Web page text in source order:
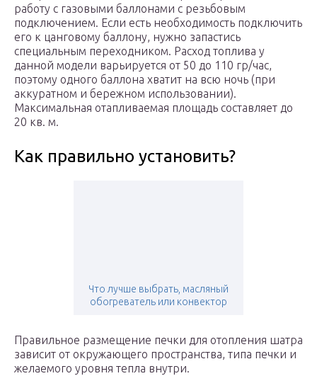
работу с газовыми баллонами с резьбовым
подключением. Если есть необходимость подключить
его к цанговому баллону, нужно запастись
специальным переходником. Расход топлива у
данной модели варьируется от 50 до 110 гр/час,
поэтому одного баллона хватит на всю ночь (при
аккуратном и бережном использовании).
Максимальная отапливаемая площадь составляет до
20 кв. м.
Как правильно установить?
Что лучше выбрать, масляный
обогреватель или конвектор
Правильное размещение печки для отопления шатра
зависит от окружающего пространства, типа печки и
желаемого уровня тепла внутри.